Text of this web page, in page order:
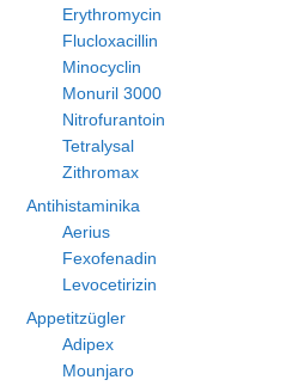
Erythromycin
Flucloxacillin
Minocyclin
Monuril 3000
Nitrofurantoin
Tetralysal
Zithromax
Antihistaminika
Aerius
Fexofenadin
Levocetirizin
Appetitzügler
Adipex
Mounjaro